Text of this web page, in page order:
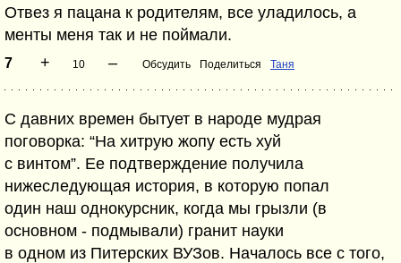
Отвез я пацана к родителям, все уладилось, а
менты меня так и не поймали.
7 + 10 – Обсудить Поделиться Таня
С давних времен бытует в народе мудрая
поговорка: “На хитрую жопу есть хуй
с винтом”. Ее подтверждение получила
нижеследующая история, в которую попал
один наш однокурсник, когда мы грызли (в
основном - подмывали) гранит науки
в одном из Питерских ВУЗов. Началось все с того,